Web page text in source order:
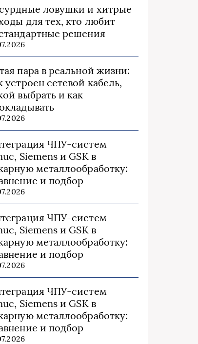
ловушки и хитрые
для тех, кто любит
решения
пара в реальной жизни:
устроен сетевой кабель,
выбрать и как
ЧПУ-систем
Siemens и GSK в
металлообработку:
и подбор
ЧПУ-систем
Siemens и GSK в
металлообработку:
и подбор
ЧПУ-систем
Siemens и GSK в
металлообработку:
и подбор